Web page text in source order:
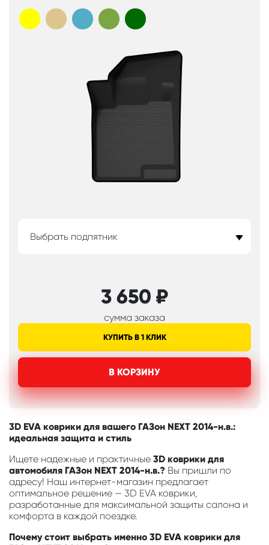
Выбрать подпятник
3 650 ₽
сумма заказа
КУПИТЬ В 1 КЛИК
В КОРЗИНУ
3D EVA коврики для вашего ГАЗон NEXT 2014-н.в.:
идеальная защита и стиль
Ищете надежные и практичные 3D коврики для
автомобиля ГАЗон NEXT 2014-н.в.? Вы пришли по
адресу! Наш интернет-магазин предлагает
оптимальное решение — 3D EVA коврики,
разработанные для максимальной защиты салона и
комфорта в каждой поездке.
Почему стоит выбрать именно 3D EVA коврики для